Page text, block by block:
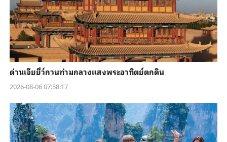
ด่านเจียยี่ว์กวนท่ามกลางแสงพระอาทิตย์ตกดิน
2026-08-06 07:58:17